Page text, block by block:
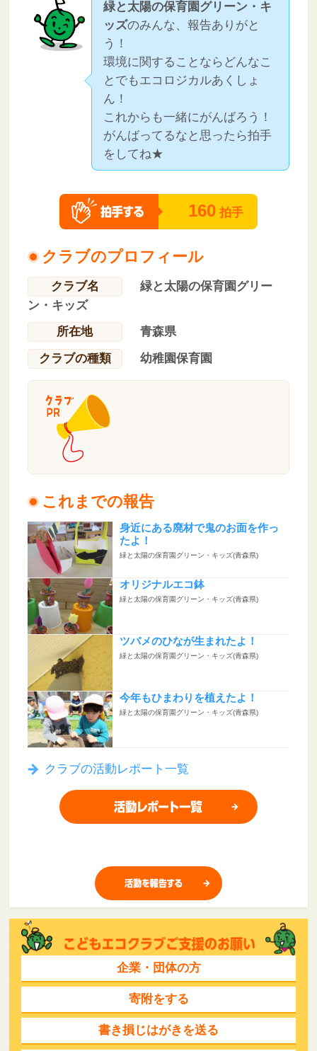
緑と太陽の保育園グリーン・キ
ッズのみんな、報告ありがと
う！
環境に関することならどんなこ
とでもエコロジカルあくしょ
ん！
これからも一緒にがんばろう！
がんばってるなと思ったら拍手
をしてね★
160 拍手
クラブのプロフィール
クラブ名
緑と太陽の保育園グリー
ン・キッズ
所在地
青森県
クラブの種類
幼稚園保育園
これまでの報告
身近にある廃材で鬼のお面を作っ
たよ！
緑と太陽の保育園グリーン・キッズ(青森県)
オリジナルエコ鉢
緑と太陽の保育園グリーン・キッズ(青森県)
ツバメのひなが生まれたよ！
緑と太陽の保育園グリーン・キッズ(青森県)
今年もひまわりを植えたよ！
緑と太陽の保育園グリーン・キッズ(青森県)
クラブの活動レポート一覧
企業・団体の方
寄附をする
書き損じはがきを送る